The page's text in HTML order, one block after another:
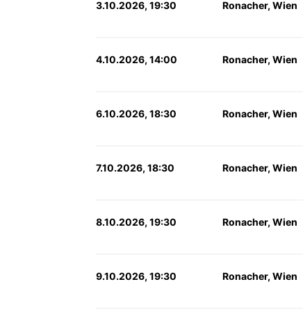
3.10.2026, 19:30 Ronacher, Wien
4.10.2026, 14:00 Ronacher, Wien
6.10.2026, 18:30 Ronacher, Wien
7.10.2026, 18:30 Ronacher, Wien
8.10.2026, 19:30 Ronacher, Wien
9.10.2026, 19:30 Ronacher, Wien